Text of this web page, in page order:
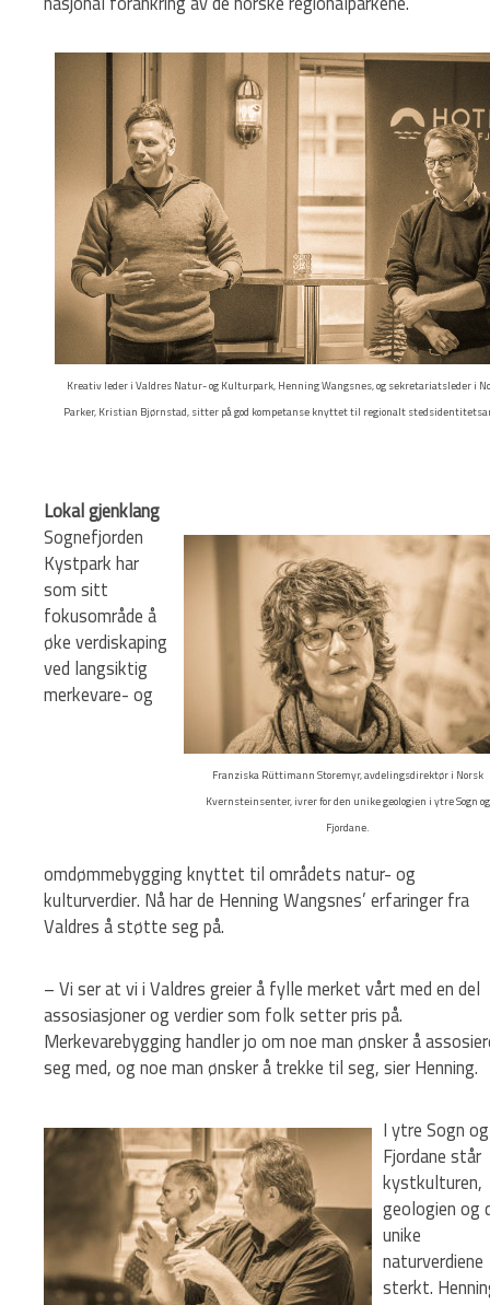
Kreativ leder i Valdres Natur- og Kulturpark, Henning Wangsnes, og sekretariatsleder i
Parker, Kristian Bjørnstad, sitter på god kompetanse knyttet til regionalt
Lokal gjenklang
Franziska Rüttimann Storemyr, avdelingsdirektør i Norsk
Kvernsteinsenter, ivrer for den unike geologien i ytre Sogn og
Fjordane.
Sognefjorden
Kystpark har
som sitt
fokusområde å
øke verdiskaping
ved langsiktig
merkevare- og
omdømmebygging knyttet til områdets natur- og
kulturverdier. Nå har de Henning Wangsnes’ erfaringer fra
Valdres å støtte seg på.
– Vi ser at vi i Valdres greier å fylle merket vårt med en del
assosiasjoner og verdier som folk setter pris på.
Merkevarebygging handler jo om noe man ønsker å
seg med, og noe man ønsker å trekke til seg, sier Henning.
I ytre Sogn og
Fjordane står
kystkulturen,
geologien og
unike
naturverdiene
sterkt.